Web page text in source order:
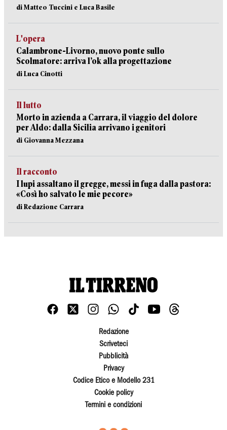
di Matteo Tuccini e Luca Basile
L'opera
Calambrone-Livorno, nuovo ponte sullo
Scolmatore: arriva l’ok alla progettazione
di Luca Cinotti
Il lutto
Morto in azienda a Carrara, il viaggio del dolore
per Aldo: dalla Sicilia arrivano i genitori
di Giovanna Mezzana
Il racconto
I lupi assaltano il gregge, messi in fuga dalla pastora:
«Così ho salvato le mie pecore»
di Redazione Carrara
Redazione
Scriveteci
Pubblicità
Privacy
Codice Etico e Modello 231
Cookie policy
Termini e condizioni